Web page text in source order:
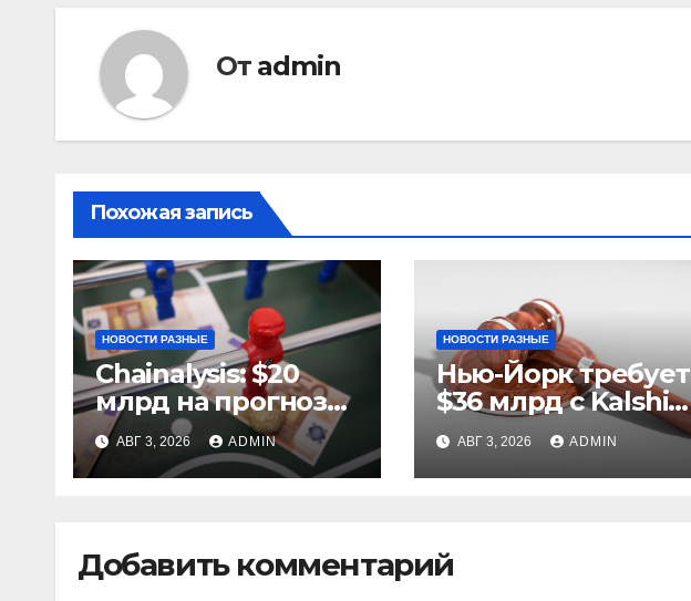
От admin
Похожая запись
НОВОСТИ РАЗНЫЕ
Chainalysis: $20
млрд на прогнозах
ЧМ-2022, $5,4 млн
из них незаконные
АВГ 3, 2026 ADMIN
НОВОСТИ РАЗНЫЕ
Нью-Йорк требует
$36 млрд с Kalshi
за незаконные
ставки
АВГ 3, 2026 ADMIN
Добавить комментарий